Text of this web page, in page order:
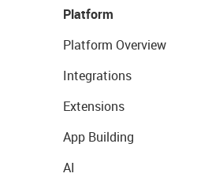
Platform
Platform Overview
Integrations
Extensions
App Building
AI